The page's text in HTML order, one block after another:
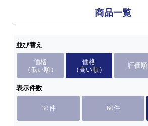
商品一覧
並び替え
価格
（低い順）
価格
（高い順）
評価順
表示件数
30件 60件